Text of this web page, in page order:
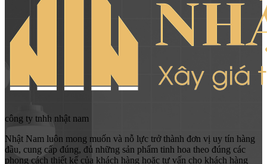
công ty tnhh nhật nam
Nhật Nam luôn mong muốn và nỗ lực trở thành đơn vị uy tín hàng
đầu, cung cấp đúng, đủ những sản phẩm tinh hoa theo đúng các
phong cách thiết kế của khách hàng hoặc tư vấn cho khách hàng